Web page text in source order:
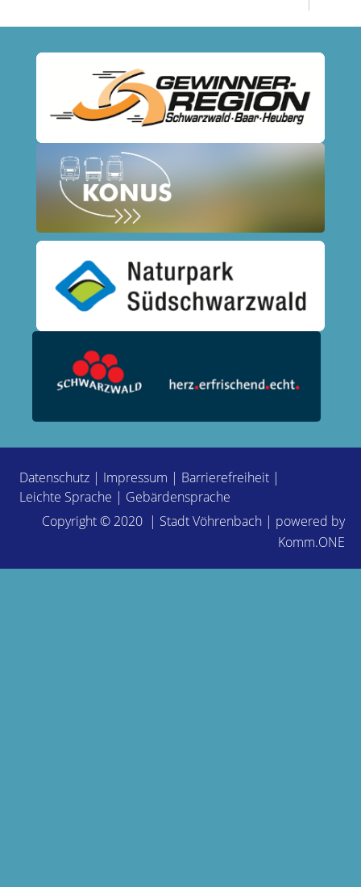
Datenschutz | Impressum | Barrierefreiheit |
Leichte Sprache | Gebärdensprache
Copyright © 2020 | Stadt Vöhrenbach | powered by
Komm.ONE